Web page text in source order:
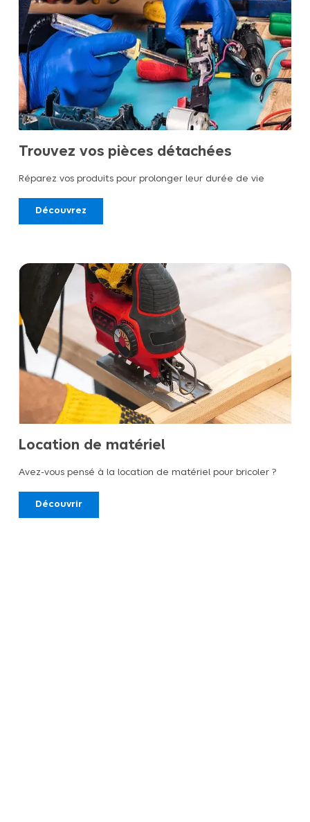
Trouvez vos pièces détachées
Réparez vos produits pour prolonger leur durée de vie
Découvrez
Location de matériel
Avez-vous pensé à la location de matériel pour bricoler ?
Découvrir